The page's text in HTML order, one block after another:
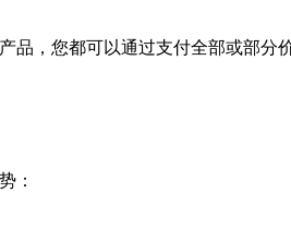
，您都可以通过支付全部或部分价
：